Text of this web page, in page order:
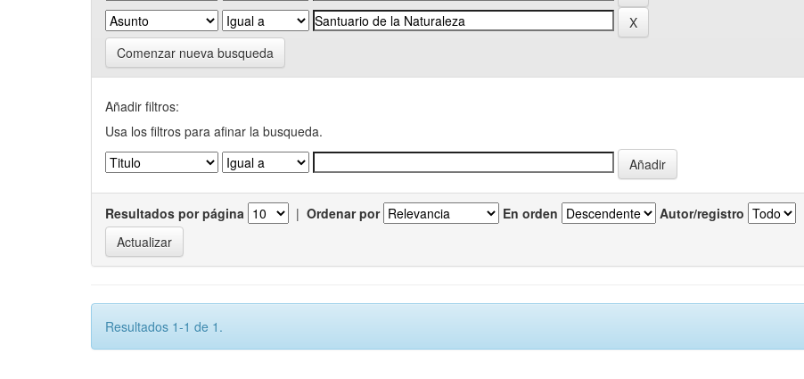
Comenzar nueva busqueda
Añadir filtros:
Usa los filtros para afinar la busqueda.
Resultados por página | Ordenar por En orden Autor/registro
Resultados 1-1 de 1.